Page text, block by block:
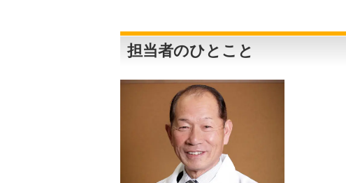
担当者のひとこと